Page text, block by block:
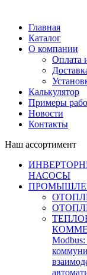
Главная
Каталог
О компании
Оплата
Калькулятор
Примеры
Новости
Контакты
Наш ассортимент
НАСОСЫ